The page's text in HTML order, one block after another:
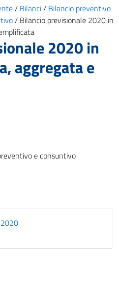
/ Bilanci/ Bilancio preventivo
/ Bilancio previsionale 2020 in
2020 in
aggregata e
e consuntivo